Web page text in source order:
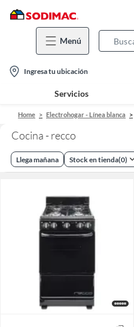
Menú
location-
icon
Ingresa tu ubicación
Servicios
Home Electrohogar - Línea blanca
Cocina - recco
Llega mañana Stock en tienda(0)